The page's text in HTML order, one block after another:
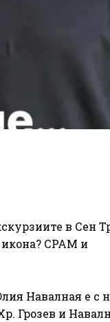
в Сен
СРАМ и
Навалная е с
Грозев и